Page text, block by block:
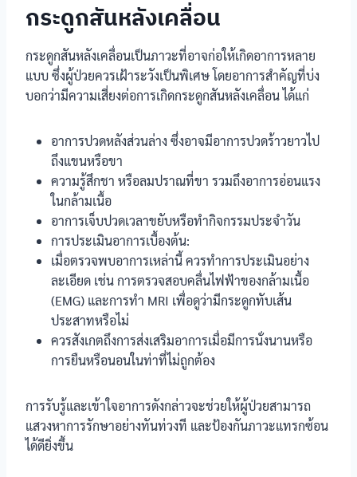
กระดูกสันหลังเคลื่อน
กระดูกสันหลังเคลื่อนเป็นภาวะที่อาจก่อให้เกิดอาการหลาย
แบบ ซึ่งผู้ป่วยควรเฝ้าระวังเป็นพิเศษ โดยอาการสำคัญที่บ่ง
บอกว่ามีความเสี่ยงต่อการเกิดกระดูกสันหลังเคลื่อน ได้แก่
อาการปวดหลังส่วนล่าง ซึ่งอาจมีอาการปวดร้าวยาวไป
ถึงแขนหรือขา
ความรู้สึกชา หรือลมปราณที่ขา รวมถึงอาการอ่อนแรง
ในกล้ามเนื้อ
อาการเจ็บปวดเวลาขยับหรือทำกิจกรรมประจำวัน
การประเมินอาการเบื้องต้น:
เมื่อตรวจพบอาการเหล่านี้ ควรทำการประเมินอย่าง
ละเอียด เช่น การตรวจสอบคลื่นไฟฟ้าของกล้ามเนื้อ
(EMG) และการทำ MRI เพื่อดูว่ามีกระดูกทับเส้น
ประสาทหรือไม่
ควรสังเกตถึงการส่งเสริมอาการเมื่อมีการนั่งนานหรือ
การยืนหรือนอนในท่าที่ไม่ถูกต้อง
การรับรู้และเข้าใจอาการดังกล่าวจะช่วยให้ผู้ป่วยสามารถ
แสวงหาการรักษาอย่างทันท่วงที และป้องกันภาวะแทรกซ้อน
ได้ดียิ่งขึ้น